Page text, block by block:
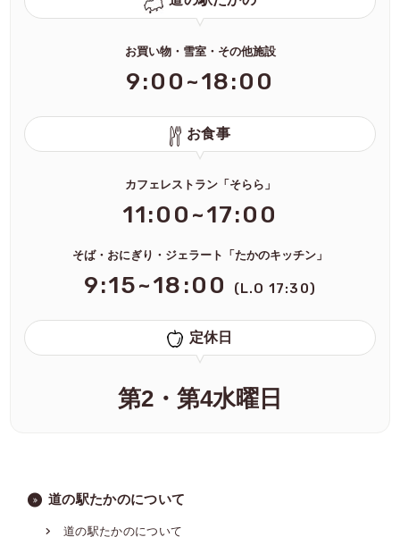
お買い物・雪室・その他施設
9:00~18:00
お食事
カフェレストラン「そらら」
11:00~17:00
そば・おにぎり・ジェラート「たかのキッチン」
9:15~18:00 (L.O 17:30)
定休日
第2・第4水曜日
道の駅たかのについて
道の駅たかのについて